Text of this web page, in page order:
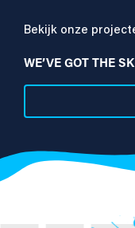
Bekijk onze
WE’VE GOT THE